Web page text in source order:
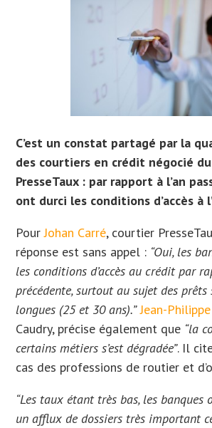
C’est un constat partagé par la
des courtiers en crédit négocié
PresseTaux : par rapport à l’an
ont durci les conditions d’accès à
PourJohan Carré, courtier
réponse est sans appel : “Oui, les
les conditions d’accès au crédit par
précédente, surtout au sujet des prêts
longues (25 et 30 ans).” Jean-
Caudry, précise également que “la
certains métiers s’est dégradée”. Il
cas des professions de routier et
“Les taux étant très bas, les banques
un afflux de dossiers très important